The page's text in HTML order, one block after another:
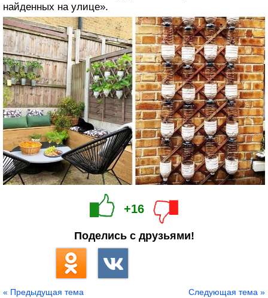
найденных на улице».
+16
Поделись с друзьями!
« Предыдущая тема Следующая тема »